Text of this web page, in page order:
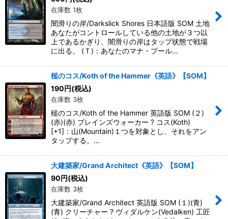
在庫数 1枚
闇滑りの岸/Darkslick Shores 日本語版 SOM 土地
あなたがコントロールしている他の土地が３つ以
上であるかぎり、闇滑りの岸はタップ状態で戦場
に出る。 (Ｔ)：あなたのマナ・プール…
槌のコス/Koth of the Hammer《英語》【SOM】
190円(税込)
在庫数 3枚
槌のコス/Koth of the Hammer 英語版 SOM (２)
(赤)(赤) プレインズウォーカー ? コス(Koth)
[+1]：山(Mountain)１つを対象とし、それをアン
タップする。…
大建築家/Grand Architect《英語》【SOM】
90円(税込)
在庫数 3枚
大建築家/Grand Architect 英語版 SOM (１)(青)
(青) クリーチャー ? ヴィダルケン(Vedalken) 工匠